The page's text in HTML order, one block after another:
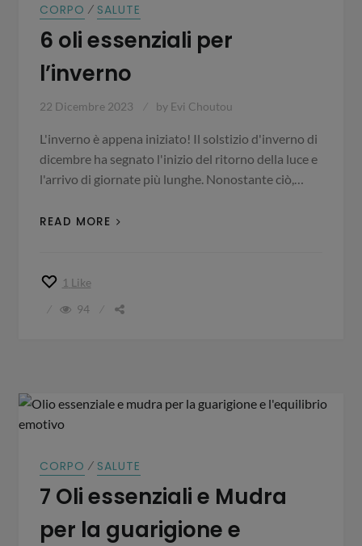
CORPO ⁄ SALUTE
6 oli essenziali per
l’inverno
22 Dicembre 2023 by Evi Choutou
L'inverno è appena iniziato! Il solstizio d'inverno di
dicembre ha segnato l'inizio del ritorno della luce e
l'arrivo di giornate più lunghe. Nonostante ciò,…
READ MORE
1 Like
94
CORPO ⁄ SALUTE
7 Oli essenziali e Mudra
per la guarigione e